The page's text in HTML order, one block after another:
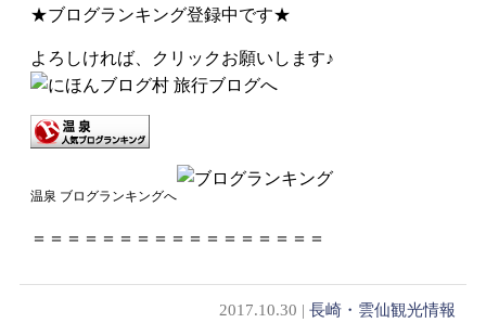
★ブログランキング登録中です★
よろしければ、クリックお願いします♪
温泉 ブログランキングへ
＝＝＝＝＝＝＝＝＝＝＝＝＝＝＝＝＝
2017.10.30 |長崎・雲仙観光情報